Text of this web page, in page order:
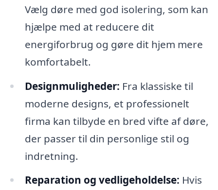
Vælg døre med god isolering, som kan
hjælpe med at reducere dit
energiforbrug og gøre dit hjem mere
komfortabelt.
Designmuligheder: Fra klassiske til
moderne designs, et professionelt
firma kan tilbyde en bred vifte af døre,
der passer til din personlige stil og
indretning.
Reparation og vedligeholdelse: Hvis